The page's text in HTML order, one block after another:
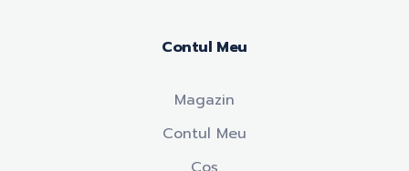
Contul Meu
Magazin
Contul Meu